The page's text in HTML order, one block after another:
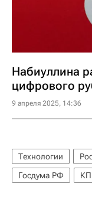
Набиуллина
цифрового
9 апреля 2025, 14:36
Технологии
Госдума РФ